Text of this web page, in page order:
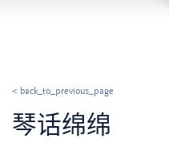
< back_to_previous_page
琴话绵绵